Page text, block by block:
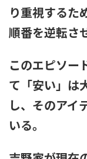
【感謝】イコラブ
ミ・アモーレ』を
「全身レギンス姿
【騒然】中西香菜
まいました」⇒真
御手洗菜々アナと
り重視するた
順番を逆転さ
このエピソー
て「安い」は
し、そのアイ
いる。